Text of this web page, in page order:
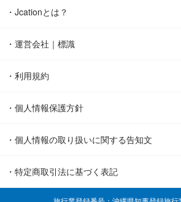
・Jcationとは？
・運営会社｜標識
・利用規約
・個人情報保護方針
・個人情報の取り扱いに関する告知文
・特定商取引法に基づく表記